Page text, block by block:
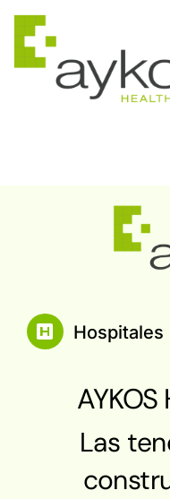
Saltar
contenido
Hospitales
AYKOS
Las